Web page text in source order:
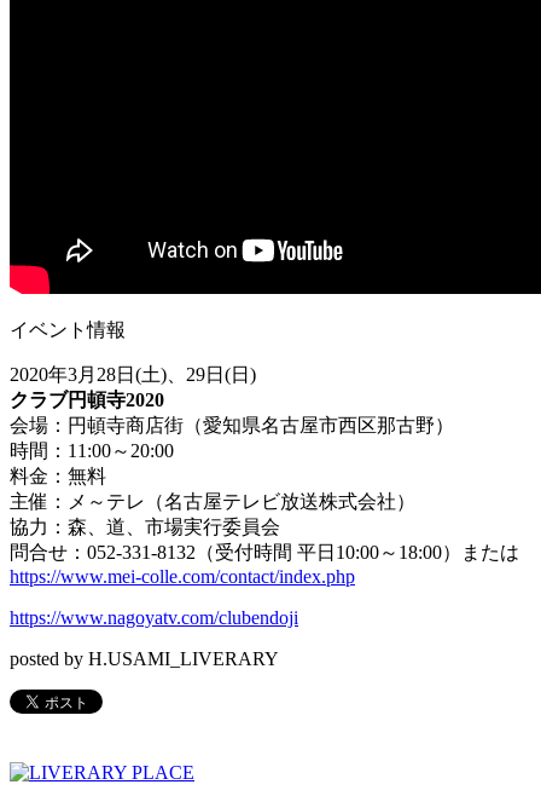
イベント情報
2020年3月28日(土)、29日(日)
クラブ円頓寺2020
会場：円頓寺商店街（愛知県名古屋市西区那古野）
時間：11:00～20:00
料金：無料
主催：メ～テレ（名古屋テレビ放送株式会社）
協力：森、道、市場実行委員会
問合せ：052-331-8132（受付時間 平日10:00～18:00）または
https://www.mei-colle.com/contact/index.php
https://www.nagoyatv.com/clubendoji
posted by H.USAMI_LIVERARY